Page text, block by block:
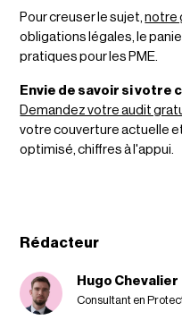
Rédacteur
Hugo Chevalier
Consultant en
Pour creuser le sujet,notre
obligations légales, le
pratiques pour les PME.
Envie de savoir si votre
Demandez votre audit
votre couverture actuelle
optimisé, chiffres à l'appui.